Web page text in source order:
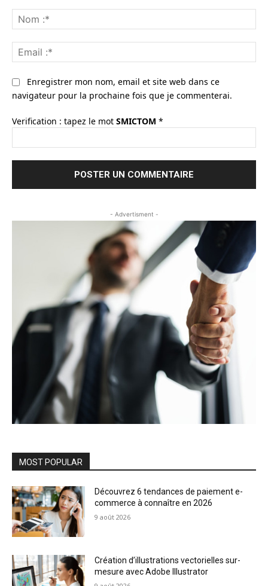
:*
:*
Enregistrer mon nom, email et site web dans ce
navigateur pour la prochaine fois que je commenterai.
Verification : tapez le mot SMICTOM *
- Advertisment -
MOST POPULAR
Découvrez 6 tendances de paiement e-
commerce à connaître en 2026
9 août 2026
Création d’illustrations vectorielles sur-
mesure avec Adobe Illustrator